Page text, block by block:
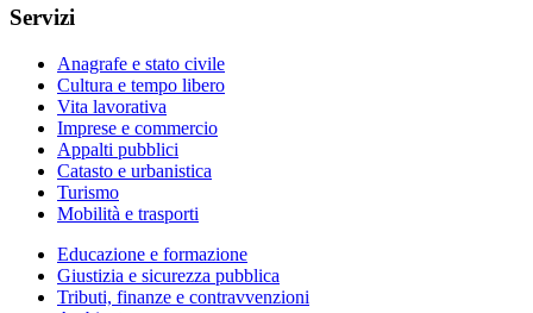
Servizi
Anagrafe e stato civile
Cultura e tempo libero
Vita lavorativa
Imprese e commercio
Appalti pubblici
Catasto e urbanistica
Turismo
Mobilità e trasporti
Educazione e formazione
Giustizia e sicurezza pubblica
Tributi, finanze e contravvenzioni